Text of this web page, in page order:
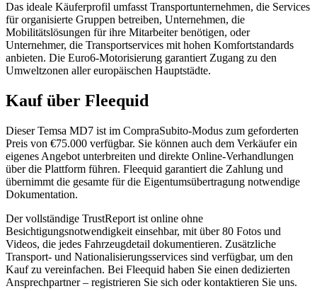
Das ideale Käuferprofil umfasst Transportunternehmen, die Services
für organisierte Gruppen betreiben, Unternehmen, die
Mobilitätslösungen für ihre Mitarbeiter benötigen, oder
Unternehmer, die Transportservices mit hohen Komfortstandards
anbieten. Die Euro6-Motorisierung garantiert Zugang zu den
Umweltzonen aller europäischen Hauptstädte.
Kauf über Fleequid
Dieser Temsa MD7 ist im CompraSubito-Modus zum geforderten
Preis von €75.000 verfügbar. Sie können auch dem Verkäufer ein
eigenes Angebot unterbreiten und direkte Online-Verhandlungen
über die Plattform führen. Fleequid garantiert die Zahlung und
übernimmt die gesamte für die Eigentumsübertragung notwendige
Dokumentation.
Der vollständige TrustReport ist online ohne
Besichtigungsnotwendigkeit einsehbar, mit über 80 Fotos und
Videos, die jedes Fahrzeugdetail dokumentieren. Zusätzliche
Transport- und Nationalisierungsservices sind verfügbar, um den
Kauf zu vereinfachen. Bei Fleequid haben Sie einen dedizierten
Ansprechpartner – registrieren Sie sich oder kontaktieren Sie uns.